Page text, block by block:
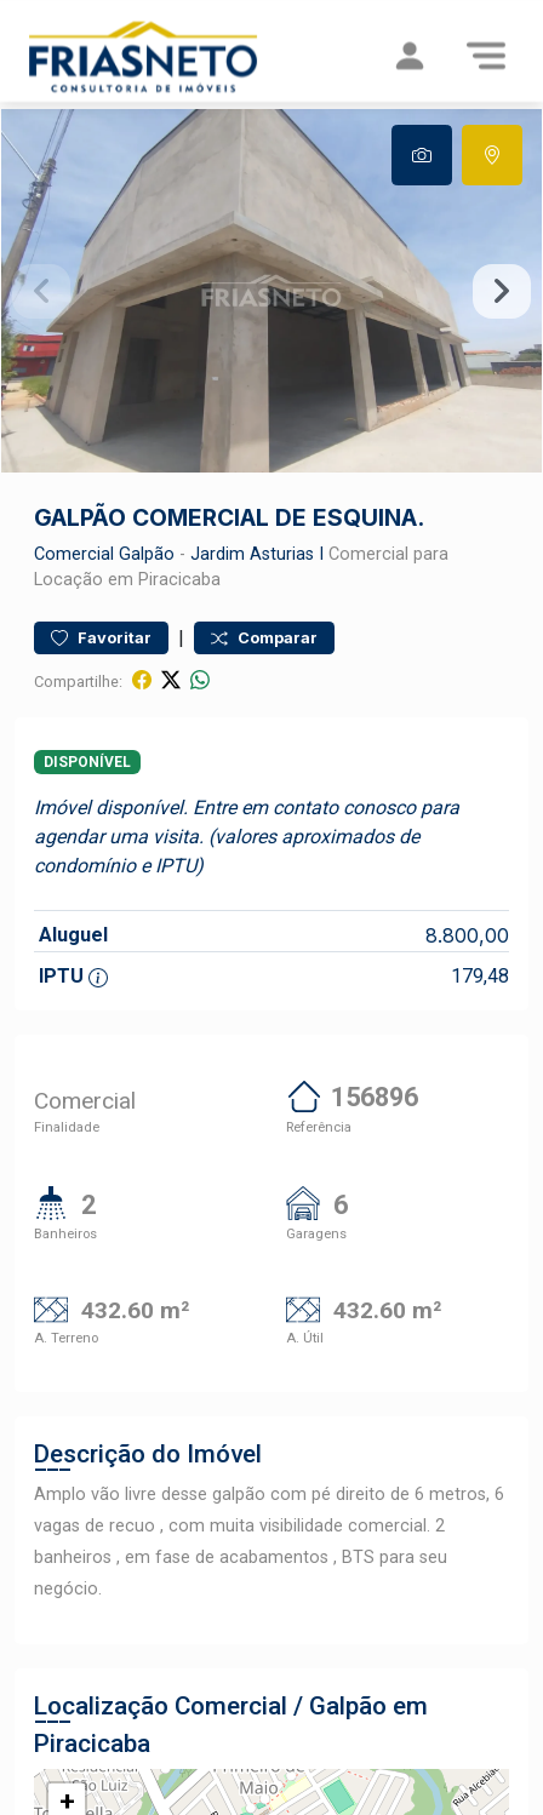
GALPÃO COMERCIAL DE ESQUINA.
Comercial Galpão - Jardim Asturias I
Comercial para
Locação em Piracicaba
Favoritar | Comparar
Compartilhe:
DISPONÍVEL
Imóvel disponível. Entre em contato conosco para
agendar uma visita. (valores aproximados de
condomínio e IPTU)
Aluguel 8.800,00
IPTU 179,48
Comercial
Finalidade
156896
Referência
2
Banheiros
6
Garagens
432.60 m²
A. Terreno
432.60 m²
A. Útil
Descrição do Imóvel
Amplo vão livre desse galpão com pé direito de 6 metros, 6
vagas de recuo , com muita visibilidade comercial. 2
banheiros , em fase de acabamentos , BTS para seu
negócio.
Localização Comercial / Galpão em
Piracicaba
+